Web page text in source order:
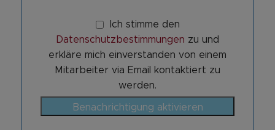
Ich stimme den
Datenschutzbestimmungen zu und
erkläre mich einverstanden von einem
Mitarbeiter via Email kontaktiert zu
werden.
Benachrichtigung aktivieren